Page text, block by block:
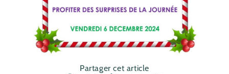
Partager cet article